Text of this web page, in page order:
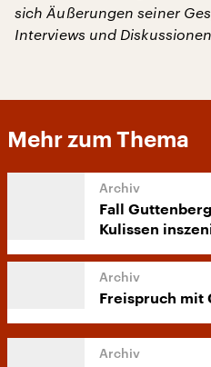
sich Äußerungen seiner
Interviews und
Mehr zum Thema
Fall
Kulissen
Freispruch mit